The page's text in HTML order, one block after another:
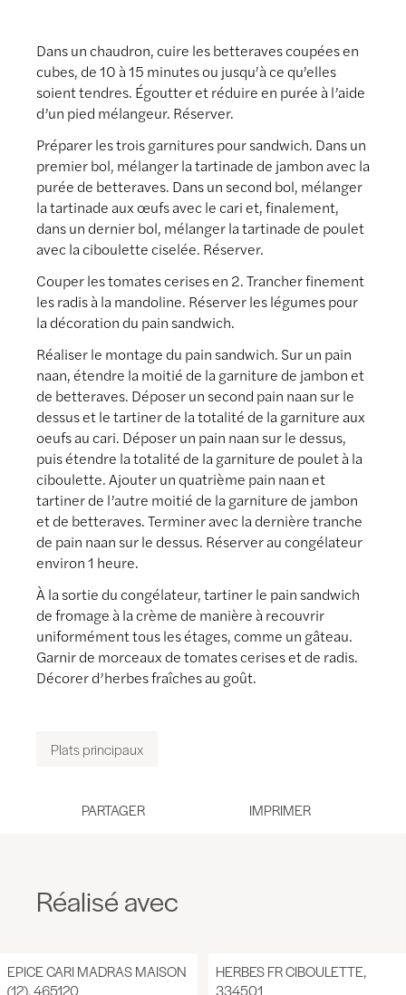
Dans un chaudron, cuire les betteraves coupées en
cubes, de 10 à 15 minutes ou jusqu’à ce qu’elles
soient tendres. Égoutter et réduire en purée à l’aide
d’un pied mélangeur. Réserver.
Préparer les trois garnitures pour sandwich. Dans un
premier bol, mélanger la tartinade de jambon avec la
purée de betteraves. Dans un second bol, mélanger
la tartinade aux œufs avec le cari et, finalement,
dans un dernier bol, mélanger la tartinade de poulet
avec la ciboulette ciselée. Réserver.
Couper les tomates cerises en 2. Trancher finement
les radis à la mandoline. Réserver les légumes pour
la décoration du pain sandwich.
Réaliser le montage du pain sandwich. Sur un pain
naan, étendre la moitié de la garniture de jambon et
de betteraves. Déposer un second pain naan sur le
dessus et le tartiner de la totalité de la garniture aux
oeufs au cari. Déposer un pain naan sur le dessus,
puis étendre la totalité de la garniture de poulet à la
ciboulette. Ajouter un quatrième pain naan et
tartiner de l’autre moitié de la garniture de jambon
et de betteraves. Terminer avec la dernière tranche
de pain naan sur le dessus. Réserver au congélateur
environ 1 heure.
À la sortie du congélateur, tartiner le pain sandwich
de fromage à la crème de manière à recouvrir
uniformément tous les étages, comme un gâteau.
Garnir de morceaux de tomates cerises et de radis.
Décorer d’herbes fraîches au goût.
Plats principaux
PARTAGER
Réalisé avec
EPICE CARI MADRAS MAISON
(12), 465120
HERBES FR CIBOULETTE,
334501